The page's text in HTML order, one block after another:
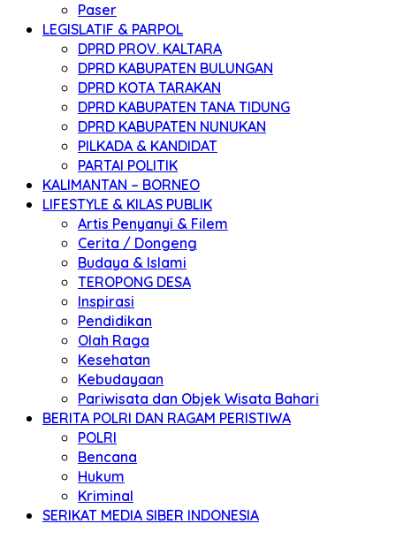
Paser
LEGISLATIF & PARPOL
DPRD PROV. KALTARA
DPRD KABUPATEN BULUNGAN
DPRD KOTA TARAKAN
DPRD KABUPATEN TANA TIDUNG
DPRD KABUPATEN NUNUKAN
PILKADA & KANDIDAT
PARTAI POLITIK
KALIMANTAN – BORNEO
LIFESTYLE & KILAS PUBLIK
Artis Penyanyi & Filem
Cerita / Dongeng
Budaya & Islami
TEROPONG DESA
Inspirasi
Pendidikan
Olah Raga
Kesehatan
Kebudayaan
Pariwisata dan Objek Wisata Bahari
BERITA POLRI DAN RAGAM PERISTIWA
POLRI
Bencana
Hukum
Kriminal
SERIKAT MEDIA SIBER INDONESIA